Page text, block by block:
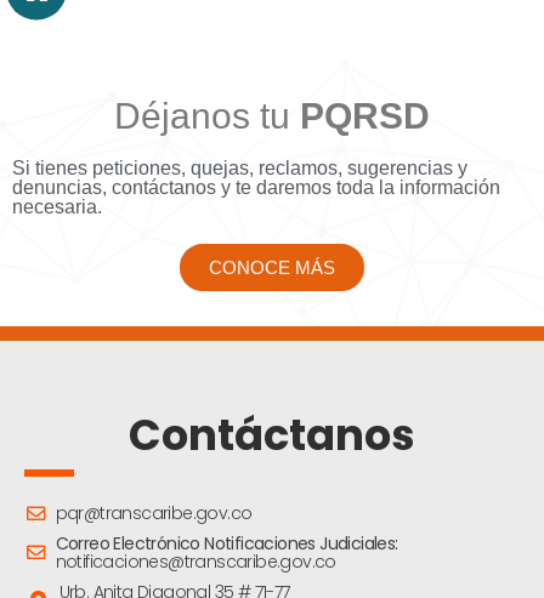
Déjanos tu PQRSD
Si tienes peticiones, quejas, reclamos, sugerencias y
denuncias, contáctanos y te daremos toda la información
necesaria.
CONOCE MÁS
Contáctanos
pqr@transcaribe.gov.co
Correo Electrónico Notificaciones Judiciales:
notificaciones@transcaribe.gov.co
Urb. Anita Diagonal 35 # 71-77